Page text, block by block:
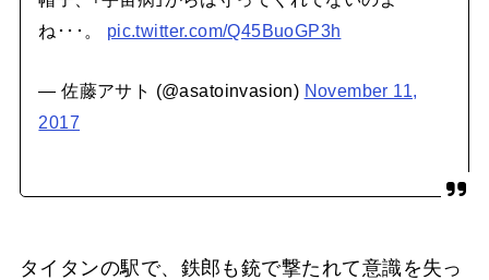
ね･･･。 pic.twitter.com/Q45BuoGP3h
— 佐藤アサト (@asatoinvasion) November 11,
2017
タイタンの駅で、鉄郎も銃で撃たれて意識を失っ